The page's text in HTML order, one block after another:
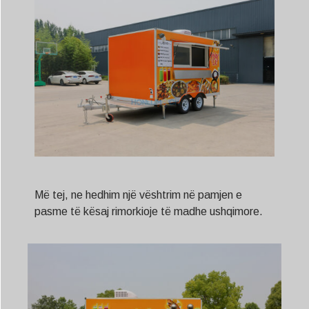
Më tej, ne hedhim një vështrim në pamjen e
pasme të kësaj rimorkioje të madhe ushqimore.